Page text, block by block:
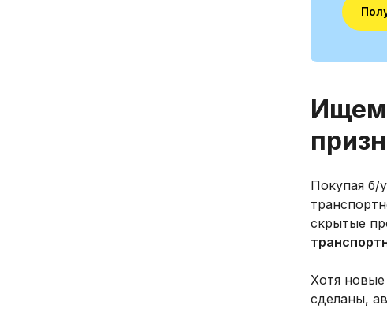
Ищем
Покупая б/
скрытые
Хотя
сделаны,